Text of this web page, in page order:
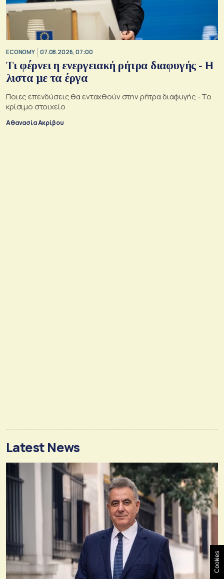
ECONOMY 07.08.2026, 07:00
Τι φέρνει η ενεργειακή ρήτρα διαφυγής - Η
λιστα με τα έργα
Ποιες επενδύσεις θα ενταχθούν στην ρήτρα διαφυγής - Το
κρίσιμο στοιχείο
Αθανασία Ακρίβου
Latest News
Cookies